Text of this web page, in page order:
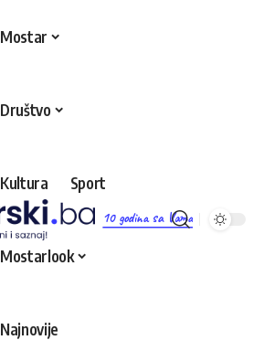
10 godina sa Vama
Mostar
Društvo
Kultura Sport
Mostarlook
Najnovije